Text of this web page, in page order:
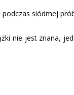
podczas siódmej
nie jest znana,